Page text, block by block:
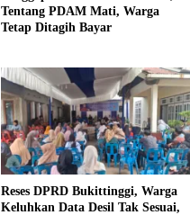
Tentang PDAM Mati, Warga
Tetap Ditagih Bayar
Reses DPRD Bukittinggi, Warga
Keluhkan Data Desil Tak Sesuai,